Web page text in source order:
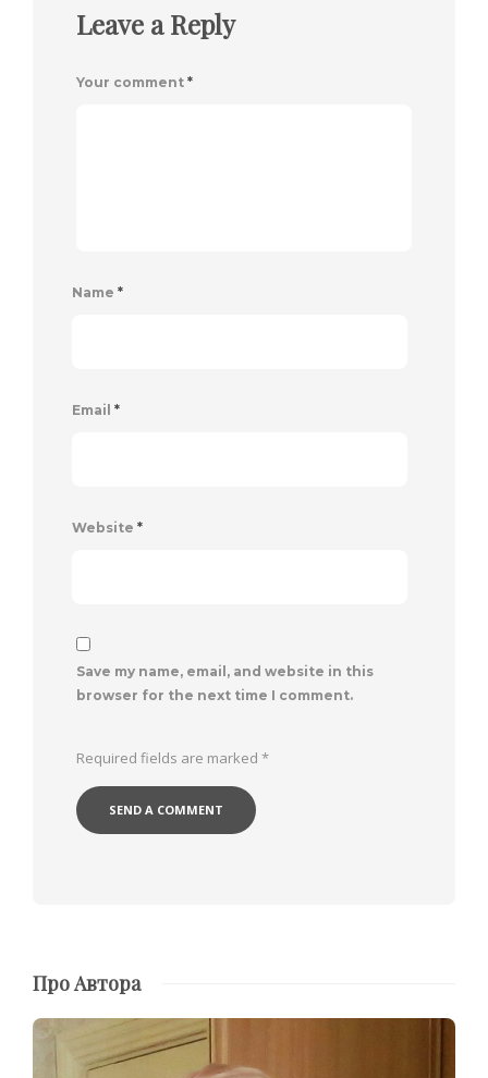
Leave a Reply
Your comment *
Name *
Email *
Website *
Save my name, email, and website in this
browser for the next time I comment.
Required fields are marked *
Про Автора